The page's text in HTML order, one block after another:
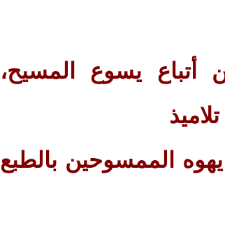
يسوع المسيح،
الممسوحين بالطبع